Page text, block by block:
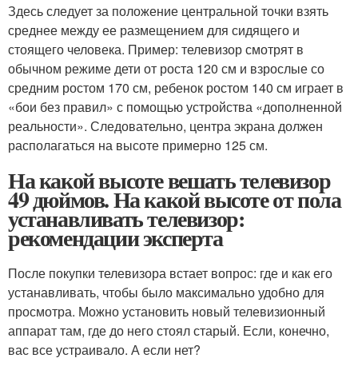
Здесь следует за положение центральной точки взять
среднее между ее размещением для сидящего и
стоящего человека. Пример: телевизор смотрят в
обычном режиме дети от роста 120 см и взрослые со
средним ростом 170 см, ребенок ростом 140 см играет в
«бои без правил» с помощью устройства «дополненной
реальности». Следовательно, центра экрана должен
располагаться на высоте примерно 125 см.
На какой высоте вешать телевизор
49 дюймов. На какой высоте от пола
устанавливать телевизор:
рекомендации эксперта
После покупки телевизора встает вопрос: где и как его
устанавливать, чтобы было максимально удобно для
просмотра. Можно установить новый телевизионный
аппарат там, где до него стоял старый. Если, конечно,
вас все устраивало. А если нет?